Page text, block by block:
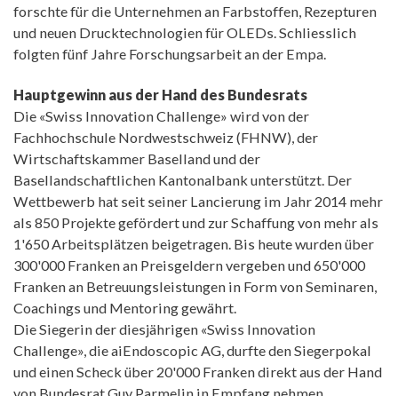
forschte für die Unternehmen an Farbstoffen, Rezepturen
und neuen Drucktechnologien für OLEDs. Schliesslich
folgten fünf Jahre Forschungsarbeit an der Empa.
Hauptgewinn aus der Hand des Bundesrats
Die «Swiss Innovation Challenge» wird von der
Fachhochschule Nordwestschweiz (FHNW), der
Wirtschaftskammer Baselland und der
Basellandschaftlichen Kantonalbank unterstützt. Der
Wettbewerb hat seit seiner Lancierung im Jahr 2014 mehr
als 850 Projekte gefördert und zur Schaffung von mehr als
1'650 Arbeitsplätzen beigetragen. Bis heute wurden über
300'000 Franken an Preisgeldern vergeben und 650'000
Franken an Betreuungsleistungen in Form von Seminaren,
Coachings und Mentoring gewährt.
Die Siegerin der diesjährigen «Swiss Innovation
Challenge», die aiEndoscopic AG, durfte den Siegerpokal
und einen Scheck über 20'000 Franken direkt aus der Hand